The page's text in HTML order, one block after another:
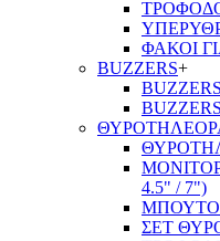
ΦΑΚΟΙ
BUZZERS+
4.5" / 7")
ΣΕΤ